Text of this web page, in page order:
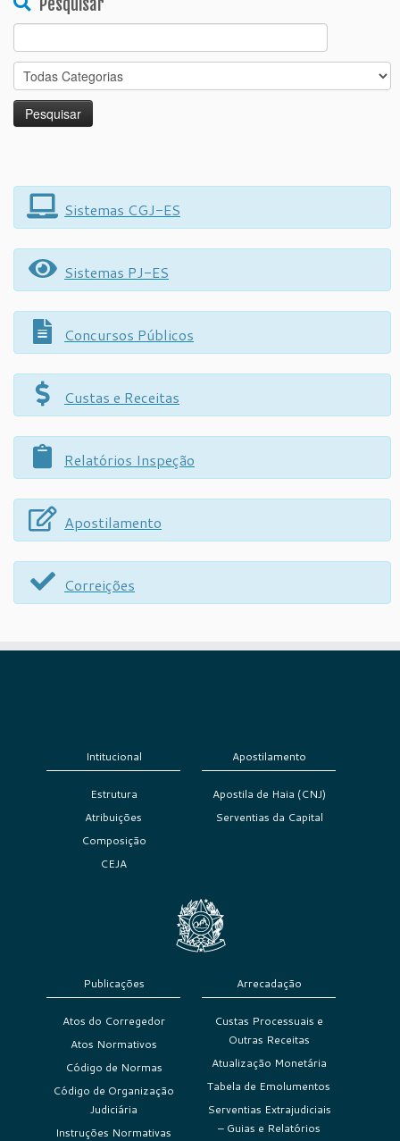
Search
for:
Sistemas CGJ-ES
Sistemas PJ-ES
Concursos Públicos
Custas e Receitas
Relatórios Inspeção
Apostilamento
Correições
Intitucional
Estrutura
Atribuições
Composição
CEJA
Apostilamento
Apostila de Haia (CNJ)
Serventias da Capital
Publicações
Atos do Corregedor
Atos Normativos
Código de Normas
Código de Organização
Judiciária
Instruções Normativas
Arrecadação
Custas Processuais e
Outras Receitas
Atualização Monetária
Tabela de Emolumentos
Serventias Extrajudiciais
– Guias e Relatórios